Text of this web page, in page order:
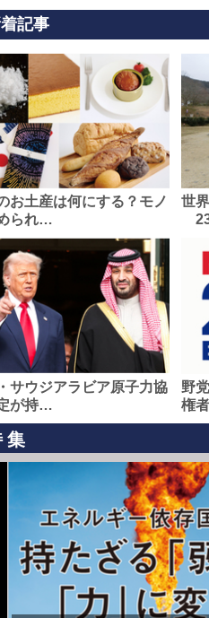
記事
お土産は何にする？モノ
られ…
世
サウジアラビア原子力協
が持…
野
権
集